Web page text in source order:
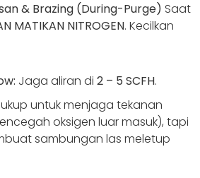
& Brazing (During-Purge) Saat
MATIKAN NITROGEN. Kecilkan
Jaga aliran di 2 – 5 SCFH.
untuk menjaga tekanan
oksigen luar masuk), tapi
sambungan las meletup